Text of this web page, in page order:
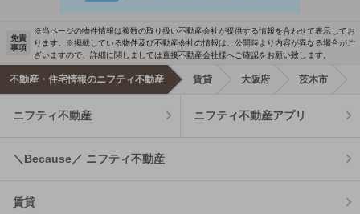
免責
事項
※当ページの物件情報は複数の取り扱い不動産会社が提供する情報を合わせて表示してお
ります。※掲載している物件及び不動産会社の情報は、公開時より内容が異なる場合がご
ざいますので、詳細に関しましては直接不動産会社様へご確認をお願い致します。
不動産・住宅情報のニフティ不動産 賃貸 大阪府 茨木市
ニフティ不動産 ニフティ不動産アプリ
＼Because／ ニフティ不動産
賃貸